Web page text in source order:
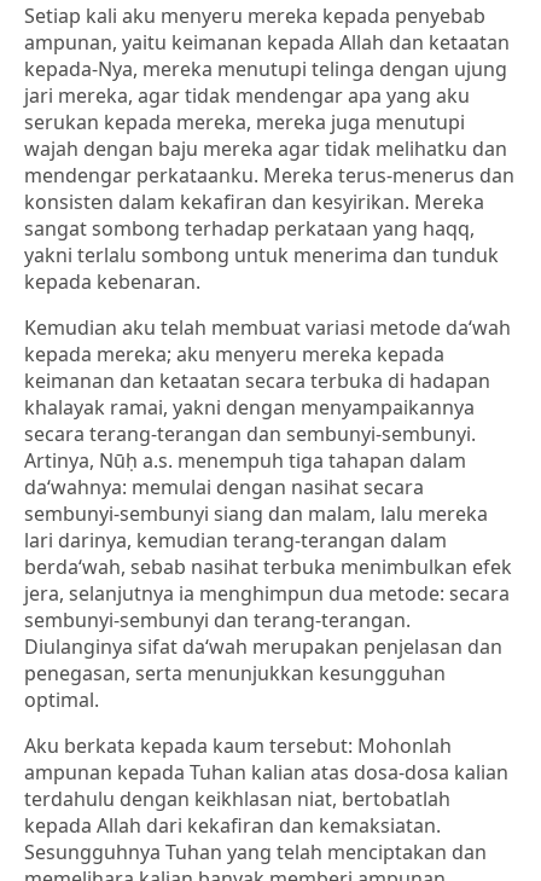
Setiap kali aku menyeru mereka kepada penyebab
ampunan, yaitu keimanan kepada Allah dan ketaatan
kepada-Nya, mereka menutupi telinga dengan ujung
jari mereka, agar tidak mendengar apa yang aku
serukan kepada mereka, mereka juga menutupi
wajah dengan baju mereka agar tidak melihatku dan
mendengar perkataanku. Mereka terus-menerus dan
konsisten dalam kekafiran dan kesyirikan. Mereka
sangat sombong terhadap perkataan yang haqq,
yakni terlalu sombong untuk menerima dan tunduk
kepada kebenaran.
Kemudian aku telah membuat variasi metode da‘wah
kepada mereka; aku menyeru mereka kepada
keimanan dan ketaatan secara terbuka di hadapan
khalayak ramai, yakni dengan menyampaikannya
secara terang-terangan dan sembunyi-sembunyi.
Artinya, Nūḥ a.s. menempuh tiga tahapan dalam
da‘wahnya: memulai dengan nasihat secara
sembunyi-sembunyi siang dan malam, lalu mereka
lari darinya, kemudian terang-terangan dalam
berda‘wah, sebab nasihat terbuka menimbulkan efek
jera, selanjutnya ia menghimpun dua metode: secara
sembunyi-sembunyi dan terang-terangan.
Diulanginya sifat da‘wah merupakan penjelasan dan
penegasan, serta menunjukkan kesungguhan
optimal.
Aku berkata kepada kaum tersebut: Mohonlah
ampunan kepada Tuhan kalian atas dosa-dosa kalian
terdahulu dengan keikhlasan niat, bertobatlah
kepada Allah dari kekafiran dan kemaksiatan.
Sesungguhnya Tuhan yang telah menciptakan dan